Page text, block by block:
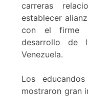
carreras
establecer
con el firme
desarrollo de
Venezuela.
Los
mostraron gran